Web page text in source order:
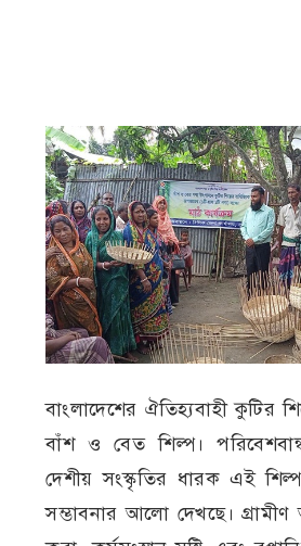
বাংলাদেশের ঐতিহ্যবাহী কুটির
বাঁশ ও বেত শিল্প।
দেশীয় সংস্কৃতির ধারক এই
সম্ভাবনার আলো দেখছে। গ্রামীণ